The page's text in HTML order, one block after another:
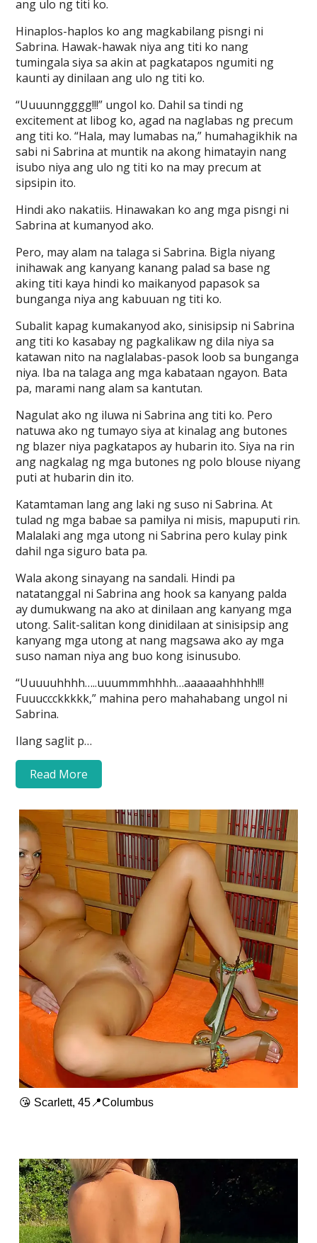
ang ulo ng titi ko.
Hinaplos-haplos ko ang magkabilang pisngi ni
Sabrina. Hawak-hawak niya ang titi ko nang
tumingala siya sa akin at pagkatapos ngumiti ng
kaunti ay dinilaan ang ulo ng titi ko.
“Uuuunngggg!!!” ungol ko. Dahil sa tindi ng
excitement at libog ko, agad na naglabas ng precum
ang titi ko. “Hala, may lumabas na,” humahagikhik na
sabi ni Sabrina at muntik na akong himatayin nang
isubo niya ang ulo ng titi ko na may precum at
sipsipin ito.
Hindi ako nakatiis. Hinawakan ko ang mga pisngi ni
Sabrina at kumanyod ako.
Pero, may alam na talaga si Sabrina. Bigla niyang
inihawak ang kanyang kanang palad sa base ng
aking titi kaya hindi ko maikanyod papasok sa
bunganga niya ang kabuuan ng titi ko.
Subalit kapag kumakanyod ako, sinisipsip ni Sabrina
ang titi ko kasabay ng pagkalikaw ng dila niya sa
katawan nito na naglalabas-pasok loob sa bunganga
niya. Iba na talaga ang mga kabataan ngayon. Bata
pa, marami nang alam sa kantutan.
Nagulat ako ng iluwa ni Sabrina ang titi ko. Pero
natuwa ako ng tumayo siya at kinalag ang butones
ng blazer niya pagkatapos ay hubarin ito. Siya na rin
ang nagkalag ng mga butones ng polo blouse niyang
puti at hubarin din ito.
Katamtaman lang ang laki ng suso ni Sabrina. At
tulad ng mga babae sa pamilya ni misis, mapuputi rin.
Malalaki ang mga utong ni Sabrina pero kulay pink
dahil nga siguro bata pa.
Wala akong sinayang na sandali. Hindi pa
natatanggal ni Sabrina ang hook sa kanyang palda
ay dumukwang na ako at dinilaan ang kanyang mga
utong. Salit-salitan kong dinidilaan at sinisipsip ang
kanyang mga utong at nang magsawa ako ay mga
suso naman niya ang buo kong isinusubo.
“Uuuuuhhhh…..uuummmhhhh…aaaaaahhhhh!!!
Fuuuccckkkkk,” mahina pero mahahabang ungol ni
Sabrina.
Ilang saglit p…
Read More
😘 Scarlett, 45📍Columbus